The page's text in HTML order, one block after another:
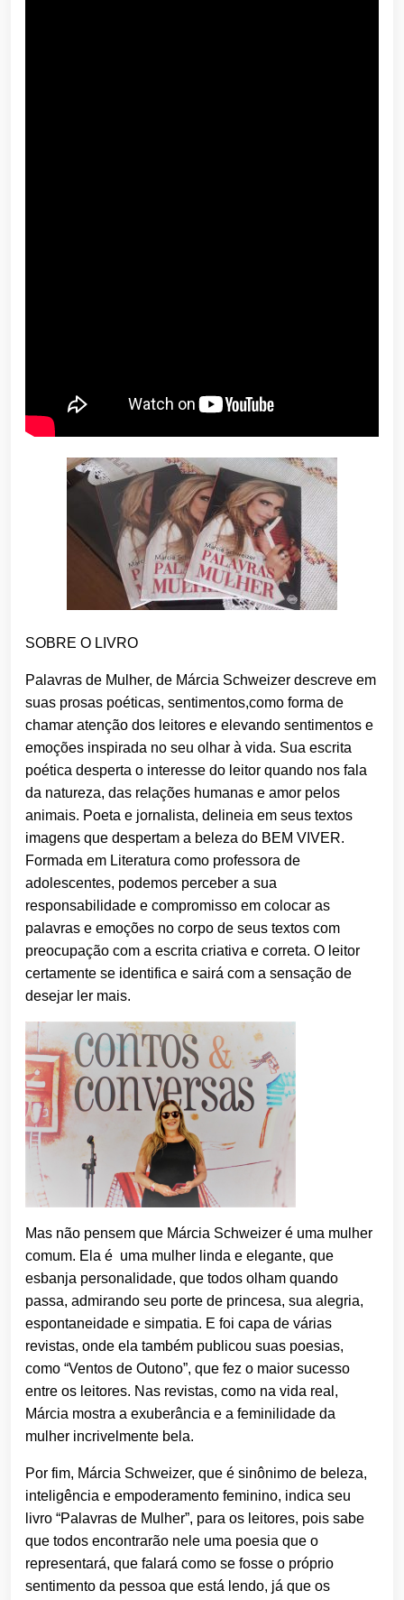
SOBRE O LIVRO
Palavras de Mulher, de Márcia Schweizer descreve em
suas prosas poéticas, sentimentos,como forma de
chamar atenção dos leitores e elevando sentimentos e
emoções inspirada no seu olhar à vida. Sua escrita
poética desperta o interesse do leitor quando nos fala
da natureza, das relações humanas e amor pelos
animais. Poeta e jornalista, delineia em seus textos
imagens que despertam a beleza do BEM VIVER.
Formada em Literatura como professora de
adolescentes, podemos perceber a sua
responsabilidade e compromisso em colocar as
palavras e emoções no corpo de seus textos com
preocupação com a escrita criativa e correta. O leitor
certamente se identifica e sairá com a sensação de
desejar ler mais.
Mas não pensem que Márcia Schweizer é uma mulher
comum. Ela é uma mulher linda e elegante, que
esbanja personalidade, que todos olham quando
passa, admirando seu porte de princesa, sua alegria,
espontaneidade e simpatia. E foi capa de várias
revistas, onde ela também publicou suas poesias,
como “Ventos de Outono”, que fez o maior sucesso
entre os leitores. Nas revistas, como na vida real,
Márcia mostra a exuberância e a feminilidade da
mulher incrivelmente bela.
Por fim, Márcia Schweizer, que é sinônimo de beleza,
inteligência e empoderamento feminino, indica seu
livro “Palavras de Mulher”, para os leitores, pois sabe
que todos encontrarão nele uma poesia que o
representará, que falará como se fosse o próprio
sentimento da pessoa que está lendo, já que os